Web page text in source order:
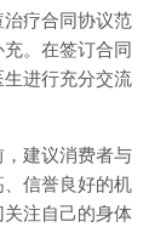
疗合同协议范
。在签订合同
进行充分交流
建议消费者与
信誉良好的机
注自己的身体